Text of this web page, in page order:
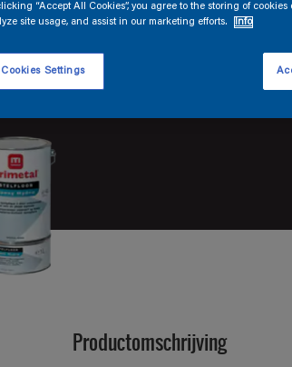
Productomschrijving
“Accept All Cookies”, you agree to the storing of
site usage, and assist in our marketing efforts.
Info
Cookies Settings